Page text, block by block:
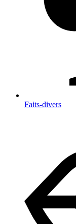
Faits-divers